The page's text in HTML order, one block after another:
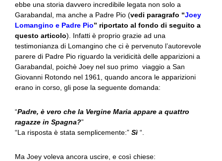
ebbe una storia davvero incredibile legata non solo a
Garabandal, ma anche a Padre Pio (vedi paragrafo “Joey
Lomangino e Padre Pio” riportato al fondo di seguito a
questo articolo). Infatti è proprio grazie ad una
testimonianza di Lomangino che ci è pervenuto l’autorevole
parere di Padre Pio riguardo la veridicità delle apparizioni a
Garabandal, poichè Joey nel suo primo viaggio a San
Giovanni Rotondo nel 1961, quando ancora le apparizioni
erano in corso, gli pose la seguente domanda:
“Padre, è vero che la Vergine Maria appare a quattro
ragazze in Spagna?”
“La risposta è stata semplicemente:” Sì “.
Ma Joey voleva ancora uscire, e così chiese: